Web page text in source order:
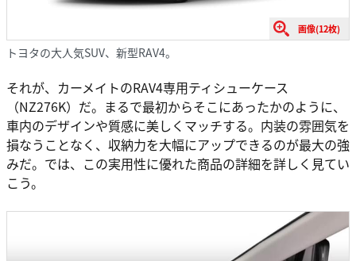
画像(12枚)
トヨタの大人気SUV、新型RAV4。
それが、カーメイトのRAV4専用ティシューケース
（NZ276K）だ。まるで最初からそこにあったかのように、
車内のデザインや質感に美しくマッチする。内装の雰囲気を
損なうことなく、収納力を大幅にアップできるのが最大の強
みだ。では、この実用性に優れた商品の詳細を詳しく見てい
こう。